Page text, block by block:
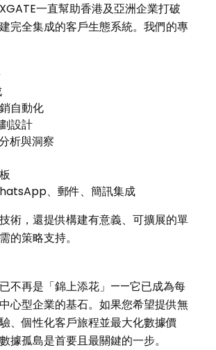
一直幫助香港及亞洲企業打破
完全集成的客戶生態系統。我們的專
自動化
設計
析與洞察
、郵件、簡訊集成
術，還提供構建有意義、可擴展的單
的策略支持。
不再是「錦上添花」——它已成為每
心型企業的基石。如果您希望提供無
、個性化客戶旅程並最大化數據價
據孤島是首要且最關鍵的一步。